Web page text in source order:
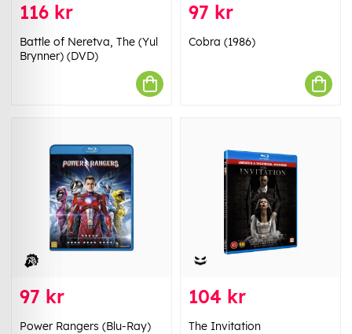
116 kr
Battle of Neretva, The (Yul
Brynner) (DVD)
97 kr
Cobra (1986)
97 kr
Power Rangers (Blu-Ray)
104 kr
The Invitation